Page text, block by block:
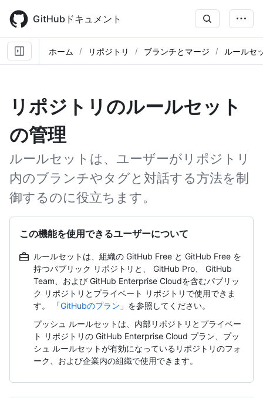
main
content
GitHubドキュメント
ホーム リポジトリ ブランチとマージ ルールセ
リポジトリのルールセット
の管理
ルールセットは、ユーザーがリポジトリ
内のブランチやタグと対話する方法を制
御するのに役立ちます。
この機能を使用できるユーザーについて
ルールセットは、組織の GitHub Free と GitHub Free を
持つパブリック リポジトリと、 GitHub Pro、 GitHub
Team、および GitHub Enterprise Cloudを含むパブリッ
ク リポジトリとプライベート リポジトリで使用できま
す。 「GitHubのプラン 」を参照してください。
プッシュ ルールセットは、内部リポジトリとプライベー
ト リポジトリの GitHub Enterprise Cloud プラン、プッ
シュ ルールセットが有効になっているリポジトリのフォ
ーク、および企業内の組織で使用できます。